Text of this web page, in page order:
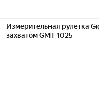
Измерительная рулетка
захватом GMT 1025